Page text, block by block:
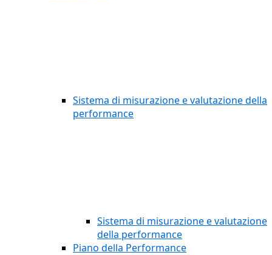
Sistema di misurazione e valutazione della
performance
Sistema di misurazione e valutazione
della performance
Piano della Performance